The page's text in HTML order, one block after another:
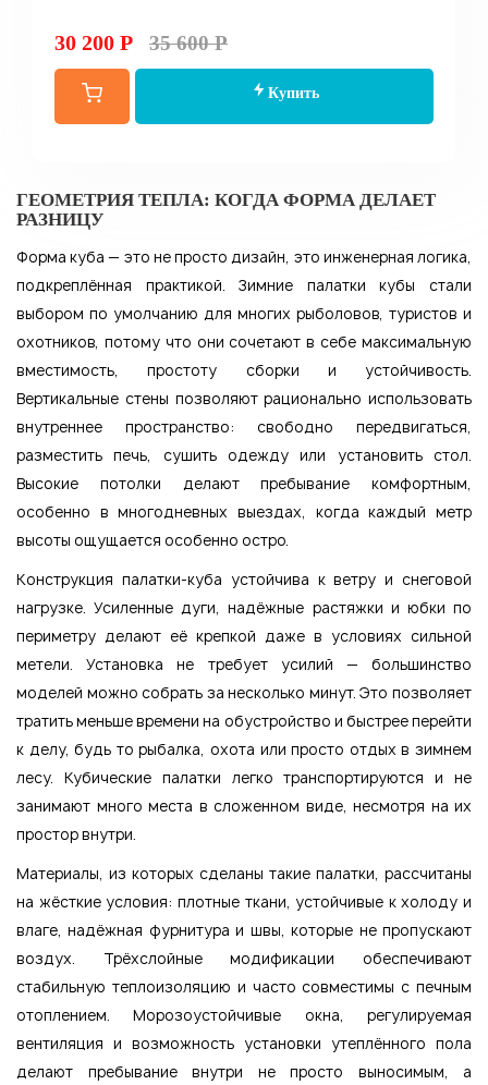
30 200 Р 35 600 Р
Купить
ГЕОМЕТРИЯ ТЕПЛА: КОГДА ФОРМА ДЕЛАЕТ
РАЗНИЦУ
Форма куба — это не просто дизайн, это инженерная логика,
подкреплённая практикой. Зимние палатки кубы стали
выбором по умолчанию для многих рыболовов, туристов и
охотников, потому что они сочетают в себе максимальную
вместимость, простоту сборки и устойчивость.
Вертикальные стены позволяют рационально использовать
внутреннее пространство: свободно передвигаться,
разместить печь, сушить одежду или установить стол.
Высокие потолки делают пребывание комфортным,
особенно в многодневных выездах, когда каждый метр
высоты ощущается особенно остро.
Конструкция палатки-куба устойчива к ветру и снеговой
нагрузке. Усиленные дуги, надёжные растяжки и юбки по
периметру делают её крепкой даже в условиях сильной
метели. Установка не требует усилий — большинство
моделей можно собрать за несколько минут. Это позволяет
тратить меньше времени на обустройство и быстрее перейти
к делу, будь то рыбалка, охота или просто отдых в зимнем
лесу. Кубические палатки легко транспортируются и не
занимают много места в сложенном виде, несмотря на их
простор внутри.
Материалы, из которых сделаны такие палатки, рассчитаны
на жёсткие условия: плотные ткани, устойчивые к холоду и
влаге, надёжная фурнитура и швы, которые не пропускают
воздух. Трёхслойные модификации обеспечивают
стабильную теплоизоляцию и часто совместимы с печным
отоплением. Морозоустойчивые окна, регулируемая
вентиляция и возможность установки утеплённого пола
делают пребывание внутри не просто выносимым, а